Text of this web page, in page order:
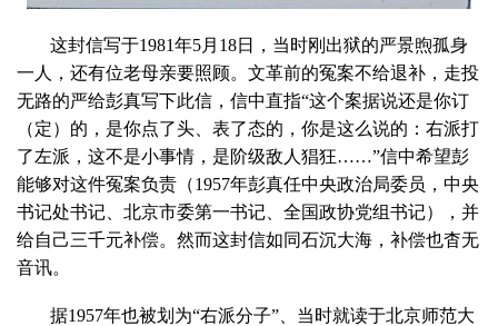
这封信写于1981年5月18日，当时刚出狱的严景煦孤身
一人，还有位老母亲要照顾。文革前的冤案不给退补，走投
无路的严给彭真写下此信，信中直指“这个案据说还是你订
（定）的，是你点了头、表了态的，你是这么说的：右派打
了左派，这不是小事情，是阶级敌人猖狂……”信中希望彭
能够对这件冤案负责（1957年彭真任中央政治局委员，中央
书记处书记、北京市委第一书记、全国政协党组书记），并
给自己三千元补偿。然而这封信如同石沉大海，补偿也杳无
音讯。
据1957年也被划为“右派分子”、当时就读于北京师范大